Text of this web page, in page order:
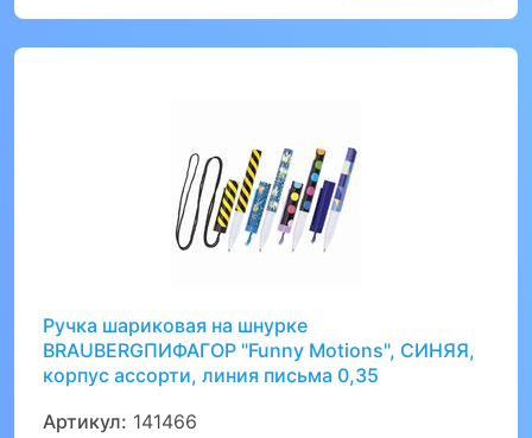
Ручка шариковая на шнурке
BRAUBERGПИФАГОР "Funny Motions", СИНЯЯ,
корпус ассорти, линия письма 0,35
Артикул: 141466